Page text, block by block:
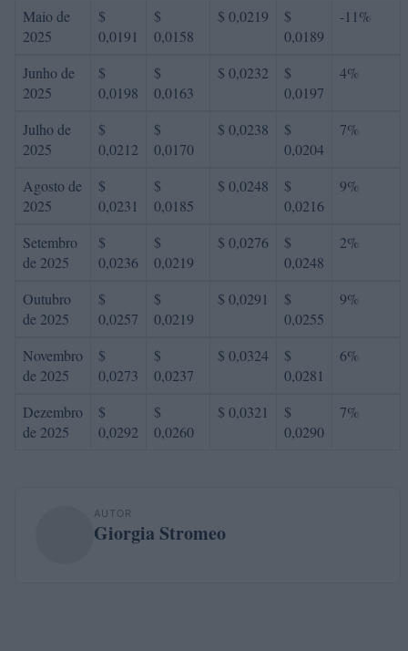
Maio de
2025
$
0,0191
$
0,0158
$ 0,0219
$
0,0189
-11%
Junho de
2025
$
0,0198
$
0,0163
$ 0,0232
$
0,0197
4%
Julho de
2025
$
0,0212
$
0,0170
$ 0,0238
$
0,0204
7%
Agosto de
2025
$
0,0231
$
0,0185
$ 0,0248
$
0,0216
9%
Setembro
de 2025
$
0,0236
$
0,0219
$ 0,0276
$
0,0248
2%
Outubro
de 2025
$
0,0257
$
0,0219
$ 0,0291
$
0,0255
9%
Novembro
de 2025
$
0,0273
$
0,0237
$ 0,0324
$
0,0281
6%
Dezembro
de 2025
$
0,0292
$
0,0260
$ 0,0321
$
0,0290
7%
AUTOR
Giorgia Stromeo